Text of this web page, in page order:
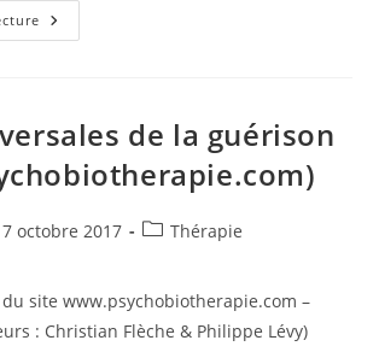
Un
Réajustement
de la guérison
octobre 2017
PostThérapie
site www.psychobiotherapie.com –
: Christian Flèche & Philippe Lévy)